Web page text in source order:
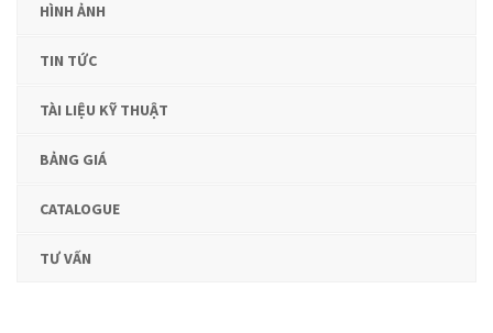
HÌNH ẢNH
TIN TỨC
TÀI LIỆU KỸ THUẬT
BẢNG GIÁ
CATALOGUE
TƯ VẤN